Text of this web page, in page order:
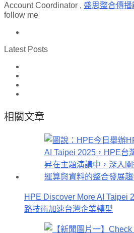
Account Coordinator , 盛思整合傳播
follow me
Latest Posts
相關文章
HPE Discover More AI Taipei
路技術加速台灣企業轉型